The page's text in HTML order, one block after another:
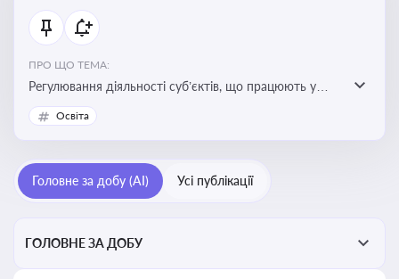
ПРО ЩО ТЕМА:
Регулювання діяльності суб’єктів, що працюють у
сфері фізичної культури та спорту, включаючи
оздоровлення населення, професійний і аматорський
потенціалу, соціального захисту та ефективної
реалізації державної політики у цій галузі
Освіта
Головне за добу (AI) Усі публікації
ГОЛОВНЕ ЗА ДОБУ